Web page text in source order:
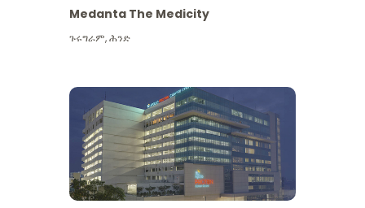
Medanta The Medicity
ጉሩግራም,ሕንድ